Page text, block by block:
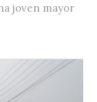
joven mayor